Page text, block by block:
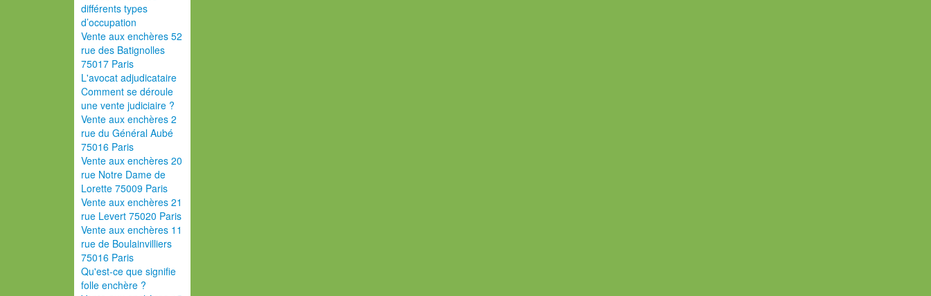
différents types
d’occupation
Vente aux enchères 52
rue des Batignolles
75017 Paris
L'avocat adjudicataire
Comment se déroule
une vente judiciaire ?
Vente aux enchères 2
rue du Général Aubé
75016 Paris
Vente aux enchères 20
rue Notre Dame de
Lorette 75009 Paris
Vente aux enchères 21
rue Levert 75020 Paris
Vente aux enchères 11
rue de Boulainvilliers
75016 Paris
Qu'est-ce que signifie
folle enchère ?